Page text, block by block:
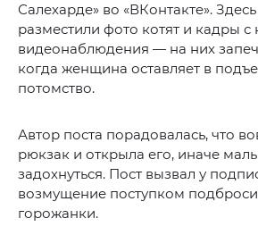
Салехарде» во «ВКонтакте».
разместили фото котят и кадры
видеонаблюдения — на них
когда женщина оставляет в
потомство.
Автор поста порадовалась, что
рюкзак и открыла его, иначе
задохнуться. Пост вызвал у
возмущение поступком
горожанки.